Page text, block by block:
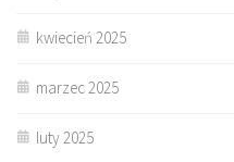
kwiecień 2025
marzec 2025
luty 2025